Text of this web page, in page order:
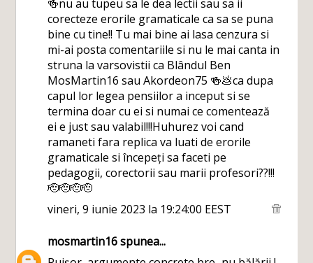
🍻nu au tupeu sa le dea lectii sau sa ii
corecteze erorile gramaticale ca sa se puna
bine cu tine!! Tu mai bine ai lasa cenzura si
mi-ai posta comentariile si nu le mai canta in
struna la varsovistii ca Blândul Ben
MosMartin16 sau Akordeon75 🍻💩ca dupa
capul lor legea pensiilor a inceput si se
termina doar cu ei si numai ce comentează
ei e just sau valabil!!!Huhurez voi cand
ramaneti fara replica va luati de erorile
gramaticale si începeți sa faceti pe
pedagogii, corectorii sau marii profesori??!!!
🫡🫡🫡🫡
vineri, 9 iunie 2023 la 19:24:00 EEST
mosmartin16spunea...